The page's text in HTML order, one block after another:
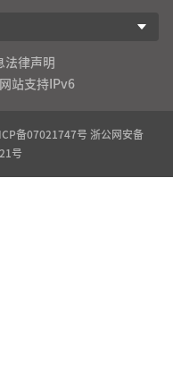
法律声明
站支持IPv6
备07021747号 浙公网安备
号